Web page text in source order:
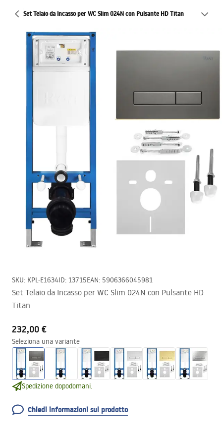
Set Telaio da Incasso per WC Slim 024N con Pulsante HD Titan
SKU: KPL-E1634ID: 13715EAN: 5906366045981
Set Telaio da Incasso per WC Slim 024N con Pulsante HD
Titan
232,00 €
Seleziona una variante
Spedizione dopodomani.
Chiedi informazioni sul prodotto